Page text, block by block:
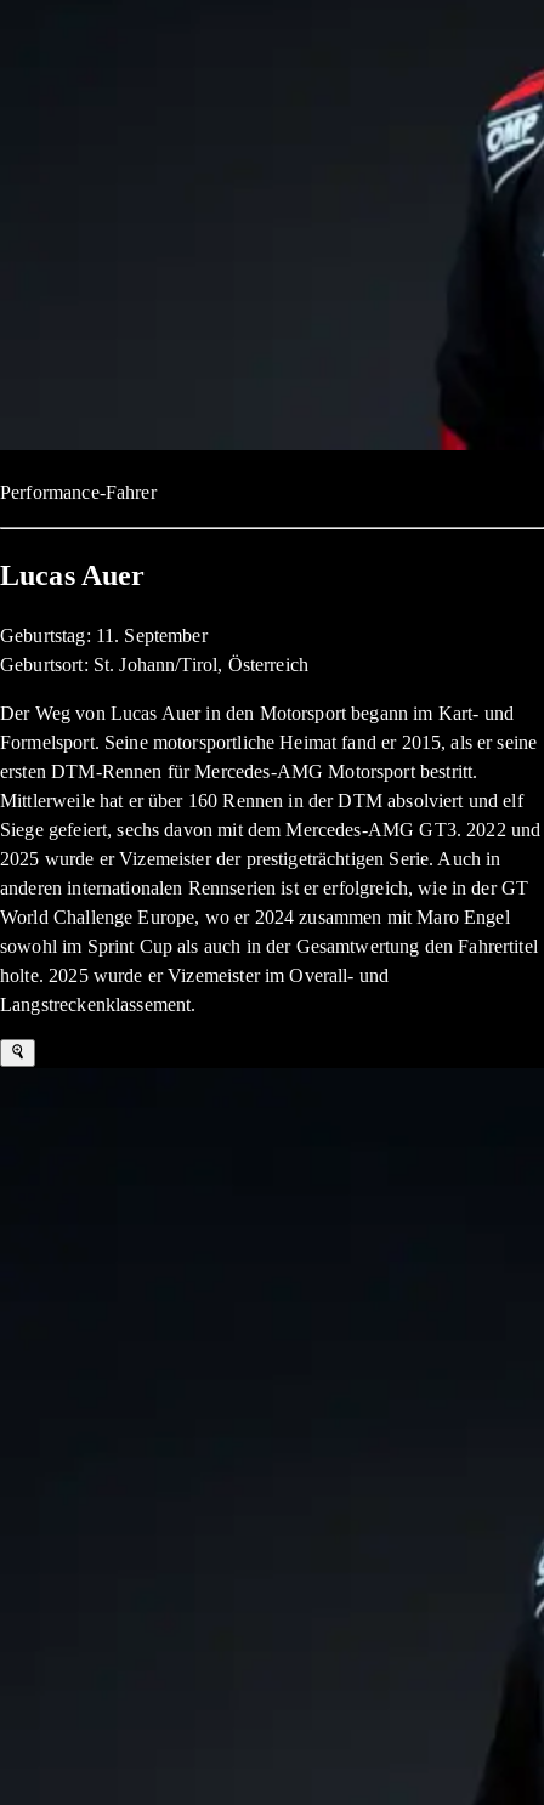
Performance-Fahrer
Lucas Auer
Geburtstag: 11. September
Geburtsort: St. Johann/Tirol, Österreich
Der Weg von Lucas Auer in den Motorsport begann im Kart- und
Formelsport. Seine motorsportliche Heimat fand er 2015, als er seine
ersten DTM-Rennen für Mercedes-AMG Motorsport bestritt.
Mittlerweile hat er über 160 Rennen in der DTM absolviert und elf
Siege gefeiert, sechs davon mit dem Mercedes-AMG GT3. 2022 und
2025 wurde er Vizemeister der prestigeträchtigen Serie. Auch in
anderen internationalen Rennserien ist er erfolgreich, wie in der GT
World Challenge Europe, wo er 2024 zusammen mit Maro Engel
sowohl im Sprint Cup als auch in der Gesamtwertung den Fahrertitel
holte. 2025 wurde er Vizemeister im Overall- und
Langstreckenklassement.